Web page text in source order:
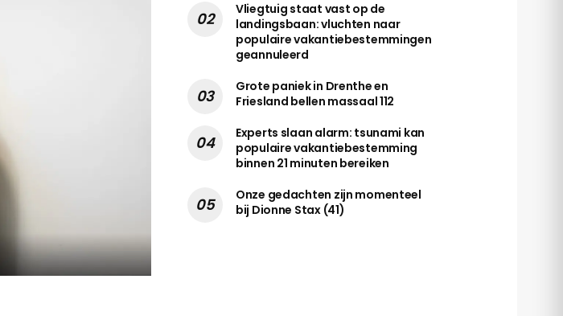
Vliegtuig staat vast op de
landingsbaan: vluchten naar
populaire vakantiebestemmingen
geannuleerd
Grote paniek in Drenthe en
Friesland bellen massaal 112
Experts slaan alarm: tsunami kan
populaire vakantiebestemming
binnen 21 minuten bereiken
Onze gedachten zijn momenteel
bij Dionne Stax (41)